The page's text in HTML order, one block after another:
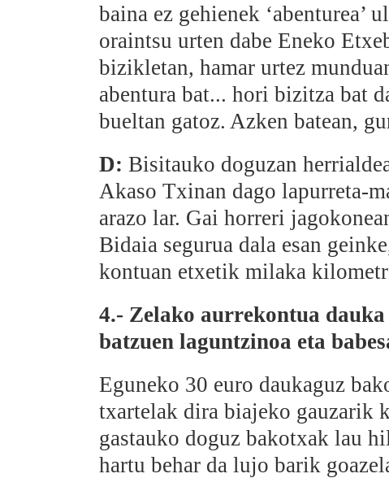
baina ez gehienek ‘abenturea’
oraintsu urten dabe Eneko
bizikletan, hamar urtez
abentura bat... hori bizitza bat
bueltan gatoz. Azken batean,
D: Bisitauko doguzan
Akaso Txinan dago lapurreta-
arazo lar. Gai horreri
Bidaia segurua dala esan
kontuan etxetik milaka
4.- Zelako aurrekontua
batzuen laguntzinoa eta
Eguneko 30 euro daukaguz
txartelak dira biajeko gauzarik
gastauko doguz bakotxak lau
hartu behar da lujo barik